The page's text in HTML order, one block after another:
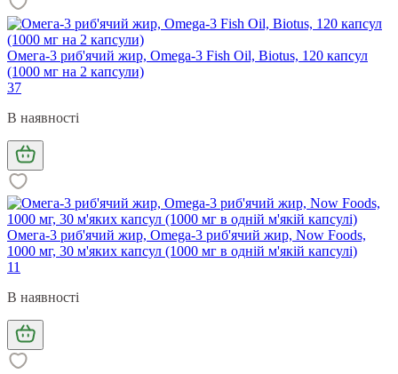
Омега-3 риб'ячий жир, Omega-3 Fish Oil, Biotus, 120 капсул
(1000 мг на 2 капсули)
37
В наявності
Омега-3 риб'ячий жир, Omega-3 риб'ячий жир, Now Foods,
1000 мг, 30 м'яких капсул (1000 мг в одній м'якій капсулі)
11
В наявності